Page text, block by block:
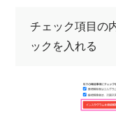
チェック項目の
ックを入れる